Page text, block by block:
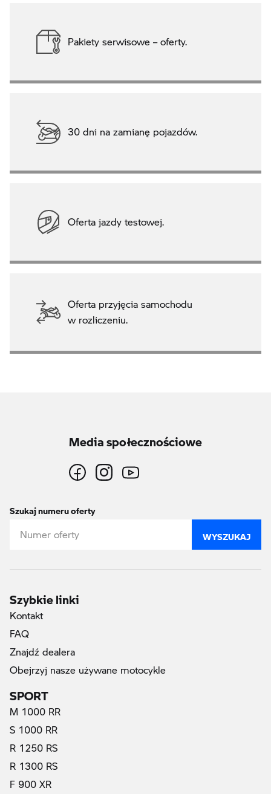
Pakiety serwisowe – oferty.
30 dni na zamianę pojazdów.
Oferta jazdy testowej.
Oferta przyjęcia samochodu
w rozliczeniu.
Media społecznościowe
Szukaj numeru oferty
WYSZUKAJ
Szybkie linki
Kontakt
FAQ
Znajdź dealera
Obejrzyj nasze używane motocykle
SPORT
M 1000 RR
S 1000 RR
R 1250 RS
R 1300 RS
F 900 XR